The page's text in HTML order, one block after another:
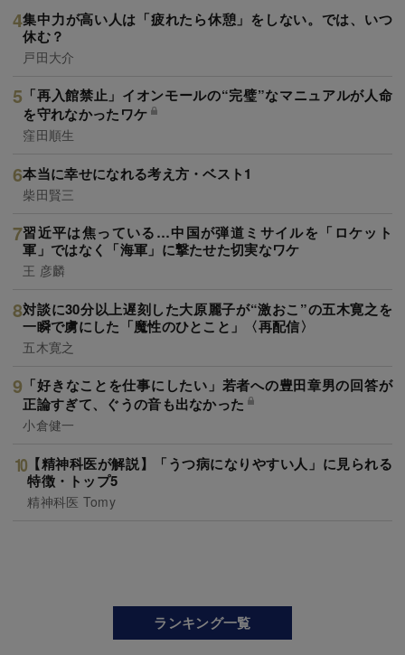
集中力が高い人は「疲れたら休憩」をしない。では、いつ
休む？
戸田大介
「再入館禁止」イオンモールの“完璧”なマニュアルが人命
を守れなかったワケ
窪田順生
本当に幸せになれる考え方・ベスト1
柴田賢三
習近平は焦っている…中国が弾道ミサイルを「ロケット
軍」ではなく「海軍」に撃たせた切実なワケ
王 彦麟
対談に30分以上遅刻した大原麗子が“激おこ”の五木寛之を
一瞬で虜にした「魔性のひとこと」〈再配信〉
五木寛之
「好きなことを仕事にしたい」若者への豊田章男の回答が
正論すぎて、ぐうの音も出なかった
小倉健一
【精神科医が解説】「うつ病になりやすい人」に見られる
特徴・トップ5
精神科医 Tomy
ランキング一覧